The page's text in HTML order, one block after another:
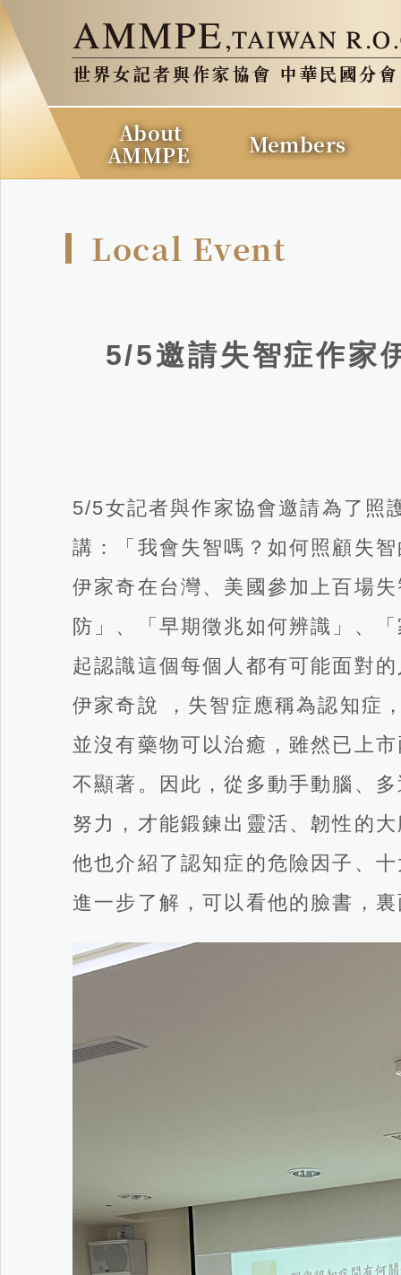
About
AMMPE
Members
Local Event
5/5邀請失智症作家
5/5女記者與作家協會邀請為了照
講：「我會失智嗎？如何照顧失
伊家奇在台灣、美國參加上百場
防」、「早期徵兆如何辨識」、
起認識這個每個人都有可能面對
伊家奇說 ，失智症應稱為認知症
並沒有藥物可以治癒，雖然已上
不顯著。因此，從多動手動腦、
努力，才能鍛鍊出靈活、韌性的
他也介紹了認知症的危險因子、
進一步了解，可以看他的臉書，